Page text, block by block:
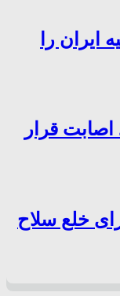
را
قرار
خلع سلاح